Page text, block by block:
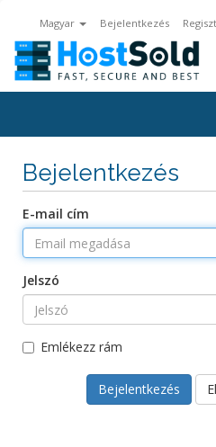
Magyar Bejelentkezés
Bejelentkezés
E-mail cím
Jelszó
Emlékezz rám